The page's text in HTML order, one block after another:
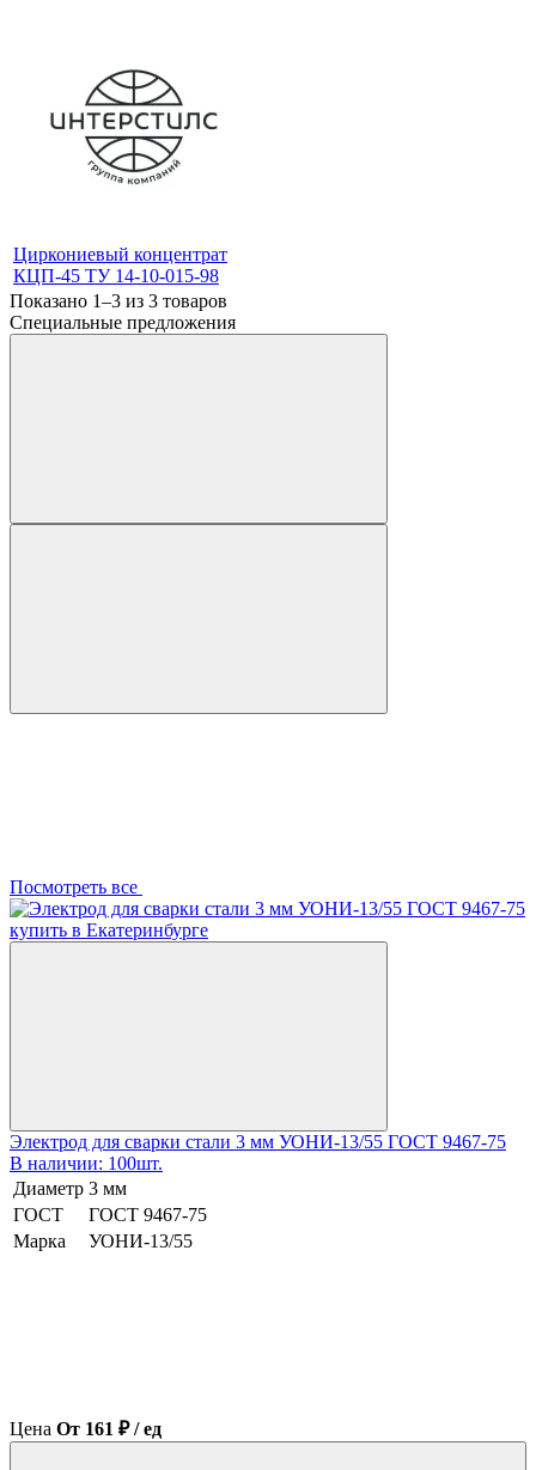
Циркониевый концентрат
КЦП-45 ТУ 14-10-015-98
Показано 1–3 из 3 товаров
Специальные предложения
Посмотреть все
Электрод для сварки стали 3 мм УОНИ-13/55 ГОСТ 9467-75
В наличии: 100шт.
Диаметр 3 мм
ГОСТ
ГОСТ 9467-75
Марка
УОНИ-13/55
Цена От 161 ₽ / ед